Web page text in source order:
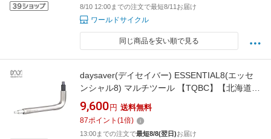
8/10 12:00までの注文で最短8/11お届け
ワールドサイクル
同じ商品を安い順で見る
daysaver(デイセイバー) ESSENTIAL8(エッセ
ンシャル8) マルチツール 【TQBC】【北海道・
沖縄・離島地域 配送不可】
9,600 円 送料無料
87ポイント (1倍)
13:00までの注文で最短8/8(翌日)お届け